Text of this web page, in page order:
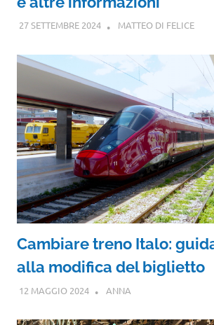
27 SETTEMBRE 2024 MATTEO DI FELICE
Cambiare treno Italo:
alla modifica del biglietto
12 MAGGIO 2024 ANNA